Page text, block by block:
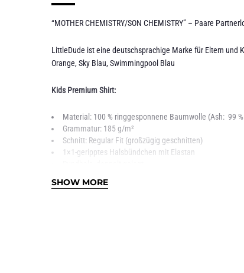
“MOTHER CHEMISTRY/SON CHEMISTRY” – Paare
LittleDude ist eine deutschsprachige Marke für Eltern und
Orange, Sky Blau, Swimmingpool Blau
Kids Premium Shirt:
Material: 100 % ringgesponnene Baumwolle (Ash: 99
Grammatur: 185 g/m²
Schnitt: Regular Fit (großzügig geschnitten)
1×1-geripptes Halsbündchen mit Elastan
Single Jersey
SHOW MORE